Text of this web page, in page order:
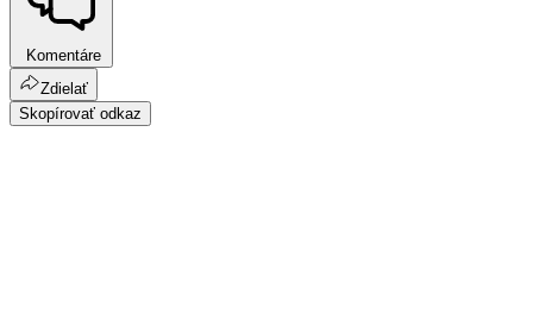
Komentáre
Zdielať
Skopírovať odkaz